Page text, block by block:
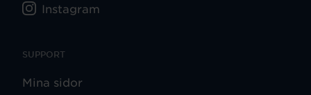
SUPPORT
Mina sidor
Instagram